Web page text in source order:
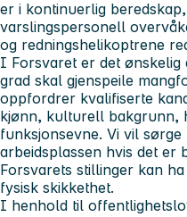
er i kontinuerlig
varslingspersonell
og redningshelikoptrene
I Forsvaret er det ønskelig
grad skal gjenspeile
oppfordrer kvalifiserte
kjønn, kulturell bakgrunn,
funksjonsevne. Vi vil
arbeidsplassen hvis det er
Forsvarets stillinger kan
fysisk skikkethet.
I henhold til